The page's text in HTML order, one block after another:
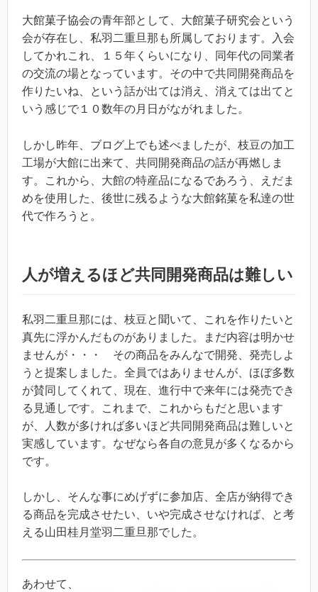
大館菓子協会の青年部として、大館菓子研究会という
会が存在し、私羽二重旦那も所属しております。入会
してかれこれ、１５年くらいになり、同年代の同業者
の交流の場となっています。その中で共同開発商品を
作りたいね、という話が出ては消え、消えては出てと
いう感じで１０数年の月日がながれました。
しかし昨年、ブログ上でも述べましたが、枝豆の加工
工場が大館に出来て、共同開発商品の話が再燃しま
す。これから、大館の特産品になるであろう、えだま
めを使用した、後世に残るような大館銘菓を私達の世
代で作ろうと。
人が増えるほど共同開発商品は難しい
私羽二重旦那には、枝豆と聞いて、これを作りたいと
真先に浮かんだものがありました。まだ内容は明かせ
ませんが・・・ その商品をみんなで開発、発売しよ
うと提案しました。全員ではありませんが、ほぼ多数
が賛同してくれて、現在、進行中で来年には発売でき
る見通しです。これまで、これからもだと思います
が、人数が多ければ多いほど共同開発商品は難しいと
実感しています。なぜなら各自の意見が多くなるから
です。
しかし、そんな事にめげずに参加店、全店が納得でき
る商品を完成させたい、いや完成させなければ、と考
える山田桂月堂羽二重旦那でした。
あわせて、